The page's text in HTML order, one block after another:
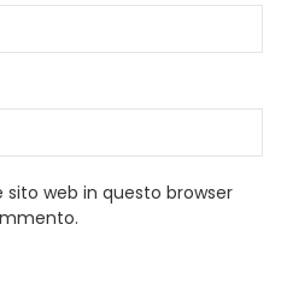
web in questo browser